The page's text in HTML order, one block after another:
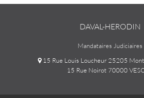
DAVAL-HERODIN
Mandataires Judiciaires
15 Rue Louis Loucheur 25205
15 Rue Noirot 70000